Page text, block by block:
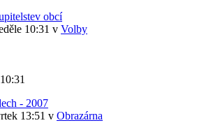
obcí
10:31 v Volby
- 2007
13:51 v Obrazárna